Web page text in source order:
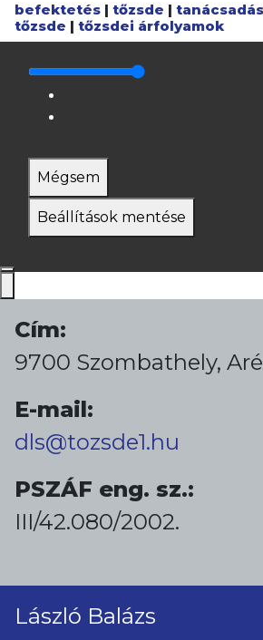
befektetés | tőzsde | tanácsadás
tőzsde | tőzsdei árfolyamok
Mégsem
Beállítások mentése
Cím:
9700 Szombathely,
E-mail:
dls@tozsde1.hu
PSZÁF eng. sz.:
III/42.080/2002.
László Balázs